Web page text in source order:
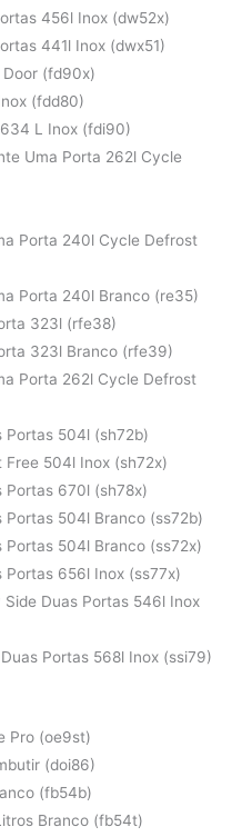
456l Inox (dw52x)
441l Inox (dwx51)
Door (fd90x)
(fdd80)
L Inox (fdi90)
Uma Porta 262l Cycle
Porta 240l Cycle Defrost
Porta 240l Branco (re35)
323l (rfe38)
323l Branco (rfe39)
Porta 262l Cycle Defrost
Portas 504l (sh72b)
Free 504l Inox (sh72x)
Portas 670l (sh78x)
Portas 504l Branco (ss72b)
Portas 504l Branco (ss72x)
Portas 656l Inox (ss77x)
Duas Portas 546l Inox
Portas 568l Inox (ssi79)
Pro (oe9st)
(doi86)
(fb54b)
Branco (fb54t)